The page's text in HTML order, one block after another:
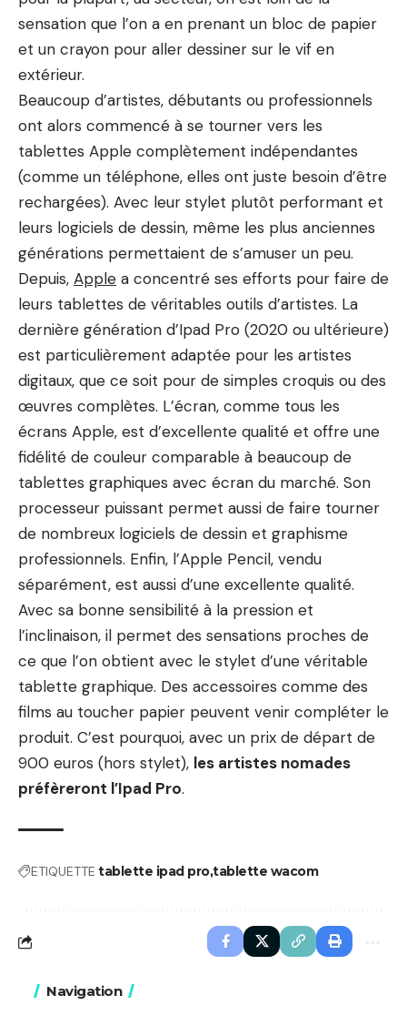
sensation que l’on a en prenant un bloc de papier
et un crayon pour aller dessiner sur le vif en
extérieur.
Beaucoup d’artistes, débutants ou professionnels
ont alors commencé à se tourner vers les
tablettes Apple complètement indépendantes
(comme un téléphone, elles ont juste besoin d’être
rechargées). Avec leur stylet plutôt performant et
leurs logiciels de dessin, même les plus anciennes
générations permettaient de s’amuser un peu.
Depuis, Apple a concentré ses efforts pour faire de
leurs tablettes de véritables outils d’artistes. La
dernière génération d’Ipad Pro (2020 ou ultérieure)
est particulièrement adaptée pour les artistes
digitaux, que ce soit pour de simples croquis ou des
œuvres complètes. L’écran, comme tous les
écrans Apple, est d’excellente qualité et offre une
fidélité de couleur comparable à beaucoup de
tablettes graphiques avec écran du marché. Son
processeur puissant permet aussi de faire tourner
de nombreux logiciels de dessin et graphisme
professionnels. Enfin, l’Apple Pencil, vendu
séparément, est aussi d’une excellente qualité.
Avec sa bonne sensibilité à la pression et
l’inclinaison, il permet des sensations proches de
ce que l’on obtient avec le stylet d’une véritable
tablette graphique. Des accessoires comme des
films au toucher papier peuvent venir compléter le
produit. C’est pourquoi, avec un prix de départ de
900 euros (hors stylet), les artistes nomades
préfèreront l’Ipad Pro.
ETIQUETTE tablette ipad protablette wacom
Navigation